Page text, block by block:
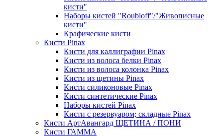
кисти"
Наборы кистей "Roubloff"/"Живописные
кисти"
Крафические кисти
Кисти Pinax
Кисти для каллиграфии Pinax
Кисти из волоса белки Pinax
Кисти из волоса колонка Pinax
Кисти из щетины Pinax
Кисти силиконовые Pinax
Кисти синтетические Pinax
Наборы кистей Pinax
Кисти с резервуаром; складные Pinax
Кисти АртАвангард ЩЕТИНА / ПОНИ
Кисти ГАММА